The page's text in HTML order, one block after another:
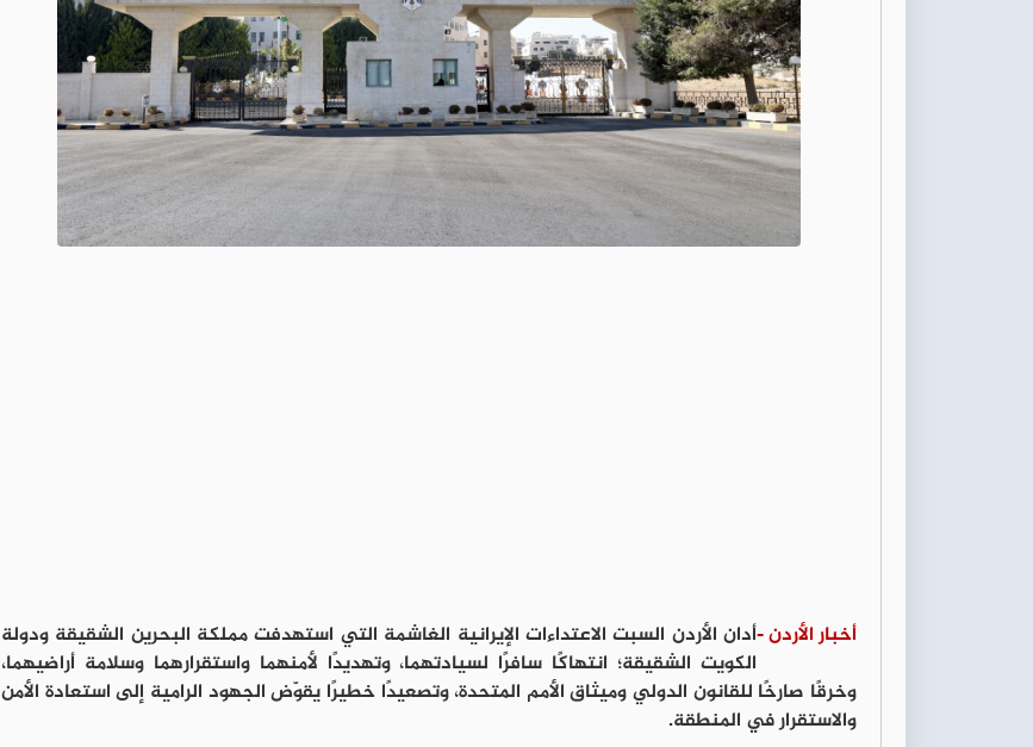
أخبار الأردن -أدان الأردن السبت الاعتداءات الإيرانية الغاشمة التي استهدفت مملكة البحرين الشقيقة ودولة
الكويت الشقيقة؛ انتهاكًا سافرًا لسيادتهما، وتهديدًا لأمنهما واستقرارهما وسلامة أراضيهما،
وخرقًا صارخًا للقانون الدولي وميثاق الأمم المتحدة، وتصعيدًا خطيرًا يقوّض الجهود الرامية إلى استعادة الأمن
والاستقرار في المنطقة.